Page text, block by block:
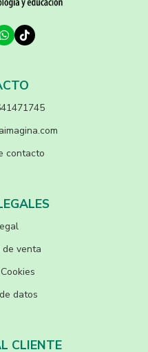
contacto
de venta
datos
CLIENTE